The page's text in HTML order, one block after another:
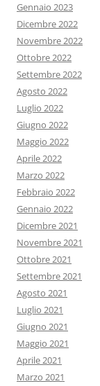
Gennaio 2023
Dicembre 2022
Novembre 2022
Ottobre 2022
Settembre 2022
Agosto 2022
Luglio 2022
Giugno 2022
Maggio 2022
Aprile 2022
Marzo 2022
Febbraio 2022
Gennaio 2022
Dicembre 2021
Novembre 2021
Ottobre 2021
Settembre 2021
Agosto 2021
Luglio 2021
Giugno 2021
Maggio 2021
Aprile 2021
Marzo 2021